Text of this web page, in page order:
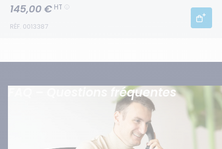
RÉF. 0013387
145,00 € HT
FAQ – Questions fréquentes